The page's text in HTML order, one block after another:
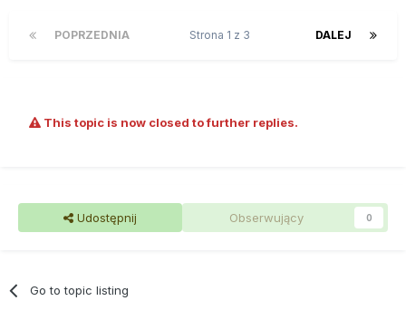
POPRZEDNIA DALEJ
Strona 1 z 3
This topic is now closed to further replies.
Udostępnij Obserwujący 0
Go to topic listing